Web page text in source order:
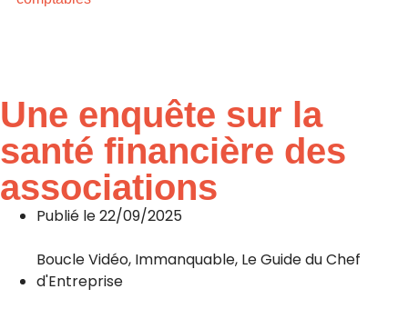
Une enquête sur la
santé financière des
associations
Publié le22/09/2025
Boucle Vidéo, Immanquable, Le Guide du Chef
d'Entreprise